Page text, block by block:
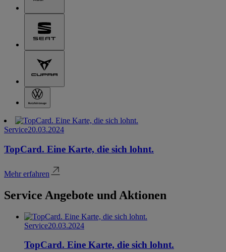
Service20.03.2024
TopCard. Eine Karte, die sich lohnt.
Mehr erfahren
Service Angebote und Aktionen
Service20.03.2024
TopCard. Eine Karte, die sich lohnt.